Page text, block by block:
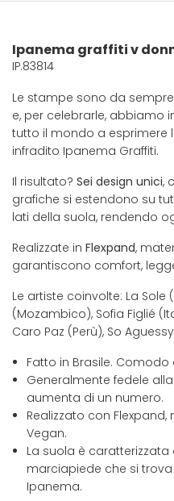
Ipanema graffiti v
IP.83814
Le stampe sono da
e, per celebrarle, abbiamo
tutto il mondo a esprimere
infradito Ipanema Graffiti.
Il risultato? Sei design unici,
grafiche si estendono su
lati della suola, rendendo
Realizzate in Flexpand,
garantiscono comfort,
Le artiste coinvolte: La
(Mozambico), Sofia Figlié
Caro Paz (Perù), So
Fatto in Brasile.
Generalmente fedele
aumenta di un numero.
Realizzato con Flexpand,
Vegan.
La suola è
marciapiede che si
Ipanema.